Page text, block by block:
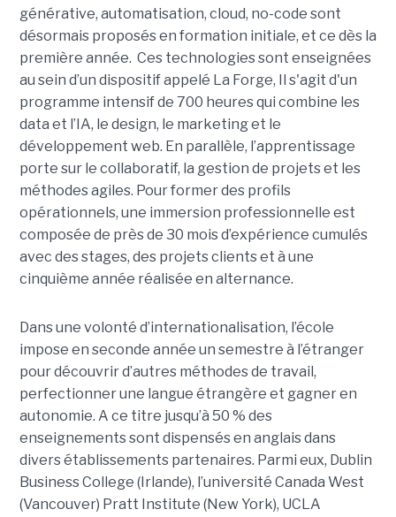
générative, automatisation, cloud, no-code sont
désormais proposés en formation initiale, et ce dès la
première année. Ces technologies sont enseignées
au sein d’un dispositif appelé La Forge, Il s'agit d'un
programme intensif de 700 heures qui combine les
data et l’IA, le design, le marketing et le
développement web. En parallèle, l’apprentissage
porte sur le collaboratif, la gestion de projets et les
méthodes agiles. Pour former des profils
opérationnels, une immersion professionnelle est
composée de près de 30 mois d’expérience cumulés
avec des stages, des projets clients et à une
cinquième année réalisée en alternance.
Dans une volonté d’internationalisation, l’école
impose en seconde année un semestre à l’étranger
pour découvrir d’autres méthodes de travail,
perfectionner une langue étrangère et gagner en
autonomie. A ce titre jusqu’à 50 % des
enseignements sont dispensés en anglais dans
divers établissements partenaires. Parmi eux, Dublin
Business College (Irlande), l’université Canada West
(Vancouver) Pratt Institute (New York), UCLA